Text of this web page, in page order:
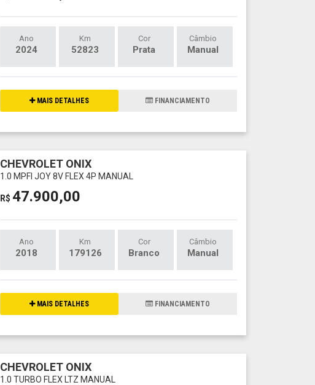
Ano
2024
Km
52823
Cor
Prata
Câmbio
Manual
MAIS DETALHES FINANCIAMENTO
CHEVROLET ONIX
1.0 MPFI JOY 8V FLEX 4P MANUAL
R$ 47.900,00
Ano
2018
Km
179126
Cor
Branco
Câmbio
Manual
MAIS DETALHES FINANCIAMENTO
CHEVROLET ONIX
1.0 TURBO FLEX LTZ MANUAL